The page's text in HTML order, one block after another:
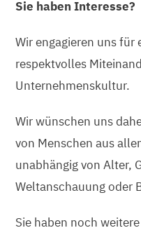
Sie haben Interesse?
Wir engagieren uns
respektvolles
Unternehmenskultur.
Wir wünschen uns
von Menschen aus
unabhängig von Alter,
Weltanschauung oder
Sie haben noch